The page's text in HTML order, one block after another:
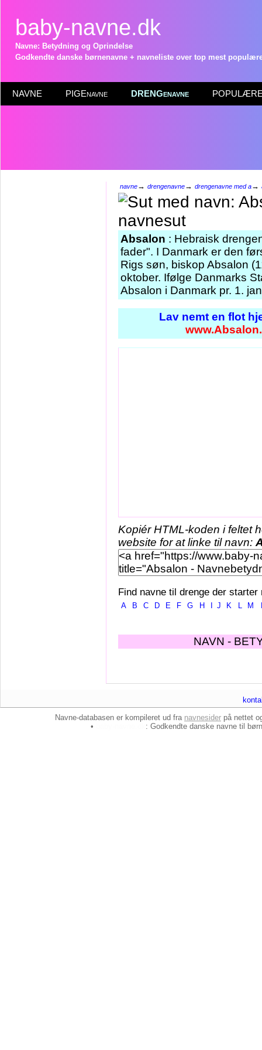
baby-navne.dk
Navne: Betydning og Oprindelse
Godkendte danske børnenavne + navneliste over top mest
NAVNE PIGEnavne DRENGenavne POPULÆRE
navne→ drengenavne→ drengenavne med a→
Absalon : Hebraisk
fader". I Danmark er den
Rigs søn, biskop Absalon
oktober. Ifølge Danmarks
Absalon i Danmark pr. 1.
Lav nemt en flot
Kopiér HTML-koden i feltet
website for at linke til navn:
Find navne til drenge der starter
A B C D E F G H J K L M
NAVN -
Navne-databasen er kompileret ud fra navnesider på nettet
•
: Godkendte danske navne til børn